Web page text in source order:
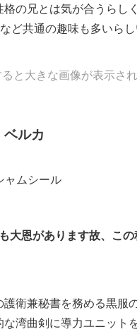
格の兄とは気が合うらし
ど共通の趣味も多いらし
と大きな画像が表示され
ルカ
ャムシール
大恩があります故、こ
護衛兼秘書を務める黒服
湾曲剣に導力ユニット